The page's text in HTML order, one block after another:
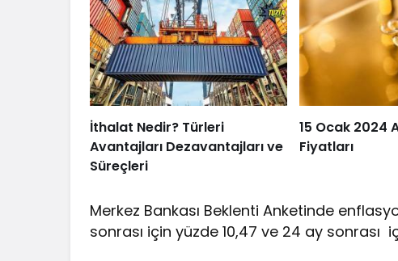
İthalat Nedir? Türleri
Avantajları Dezavantajları ve
Süreçleri
15 Ocak 2024
Fiyatları
Merkez Bankası Beklenti Anketinde
sonrası için yüzde 10,47 ve 24 ay sonrası